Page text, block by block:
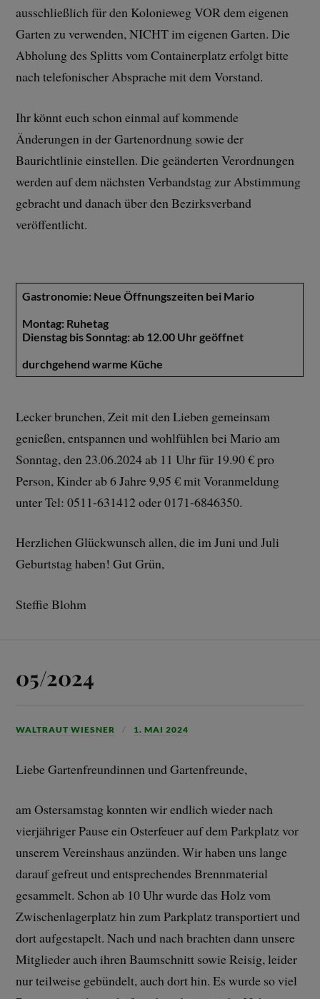
ausschließlich für den Kolonieweg VOR dem eigenen
Garten zu verwenden, NICHT im eigenen Garten. Die
Abholung des Splitts vom Containerplatz erfolgt bitte
nach telefonischer Absprache mit dem Vorstand.
Ihr könnt euch schon einmal auf kommende
Änderungen in der Gartenordnung sowie der
Baurichtlinie einstellen. Die geänderten Verordnungen
werden auf dem nächsten Verbandstag zur Abstimmung
gebracht und danach über den Bezirksverband
veröffentlicht.
Gastronomie: Neue Öffnungszeiten bei Mario
Montag: Ruhetag
Dienstag bis Sonntag: ab 12.00 Uhr geöffnet
durchgehend warme Küche
Lecker brunchen, Zeit mit den Lieben gemeinsam
genießen, entspannen und wohlfühlen bei Mario am
Sonntag, den 23.06.2024 ab 11 Uhr für 19.90 € pro
Person, Kinder ab 6 Jahre 9,95 € mit Voranmeldung
unter Tel: 0511-631412 oder 0171-6846350.
Herzlichen Glückwunsch allen, die im Juni und Juli
Geburtstag haben! Gut Grün,
Steffie Blohm
05/2024
WALTRAUT WIESNER 1. MAI 2024
Liebe Gartenfreundinnen und Gartenfreunde,
am Ostersamstag konnten wir endlich wieder nach
vierjähriger Pause ein Osterfeuer auf dem Parkplatz vor
unserem Vereinshaus anzünden. Wir haben uns lange
darauf gefreut und entsprechendes Brennmaterial
gesammelt. Schon ab 10 Uhr wurde das Holz vom
Zwischenlagerplatz hin zum Parkplatz transportiert und
dort aufgestapelt. Nach und nach brachten dann unsere
Mitglieder auch ihren Baumschnitt sowie Reisig, leider
nur teilweise gebündelt, auch dort hin. Es wurde so viel